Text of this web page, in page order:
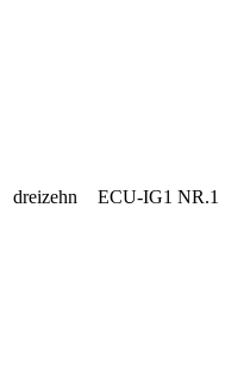
dreizehn ECU-IG1 NR.1